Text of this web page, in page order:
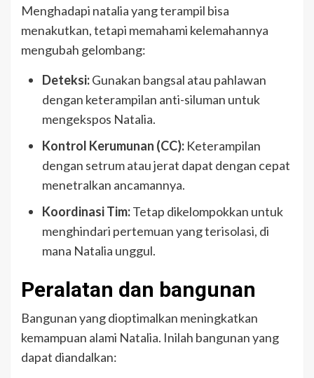
Menghadapi natalia yang terampil bisa
menakutkan, tetapi memahami kelemahannya
mengubah gelombang:
Deteksi:Gunakan bangsal atau pahlawan
dengan keterampilan anti-siluman untuk
mengekspos Natalia.
Kontrol Kerumunan (CC): Keterampilan
dengan setrum atau jerat dapat dengan cepat
menetralkan ancamannya.
Koordinasi Tim:Tetap dikelompokkan untuk
menghindari pertemuan yang terisolasi, di
mana Natalia unggul.
Peralatan dan bangunan
Bangunan yang dioptimalkan meningkatkan
kemampuan alami Natalia. Inilah bangunan yang
dapat diandalkan: